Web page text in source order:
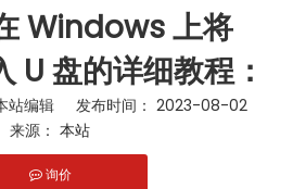
Windows 上将
U 盘的详细教程：
站编辑 发布时间： 2023-08-02
来源： 本站
询价